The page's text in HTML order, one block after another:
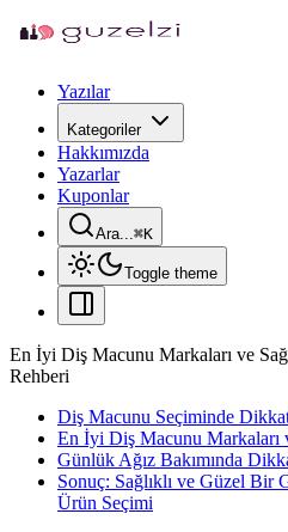
Yazılar
Kategoriler
Hakkımızda
Yazarlar
Kuponlar
Ara...⌘K
Toggle theme
En İyi Diş Macunu Markaları ve
Rehberi
Diş Macunu Seçiminde
En İyi Diş Macunu Markaları
Günlük Ağız Bakımında
Sonuç: Sağlıklı ve Güzel
Ürün Seçimi